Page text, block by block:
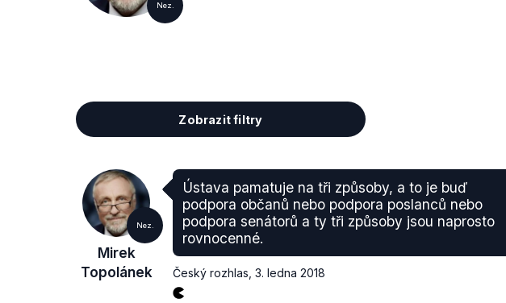
Nez.
Zobrazit filtry
Nez.
Mirek
Topolánek
Ústava pamatuje na tři způsoby, a to je buď
podpora občanů nebo podpora poslanců nebo
podpora senátorů a ty tři způsoby jsou naprosto
rovnocenné.
Český rozhlas 3. ledna 2018